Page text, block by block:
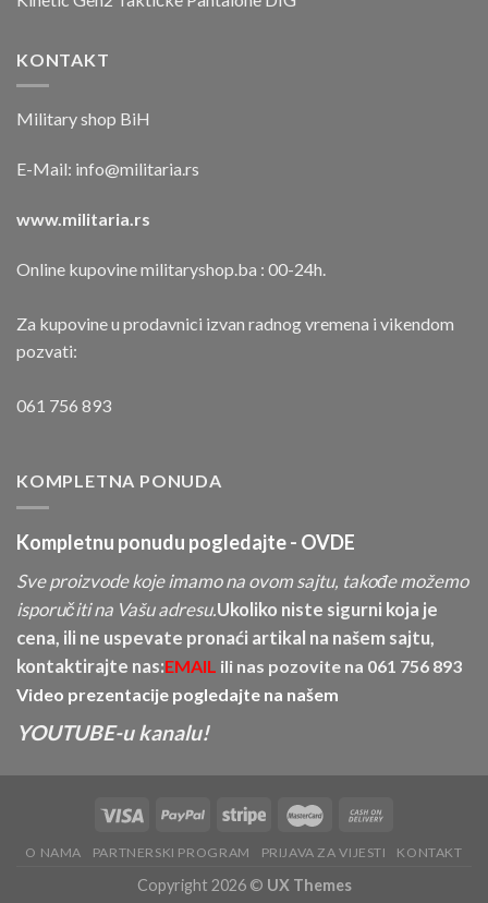
KONTAKT
Military shop BiH
E-Mail: info@militaria.rs
www.militaria.rs
Online kupovine militaryshop.ba : 00-24h.
Za kupovine u prodavnici izvan radnog vremena i vikendom
pozvati:
061 756 893
KOMPLETNA PONUDA
Kompletnu ponudu pogledajte - OVDE
Sve proizvode koje imamo na ovom sajtu, takođe možemo
isporučiti na Vašu adresu.Ukoliko niste sigurni koja je
cena, ili ne uspevate pronaći artikal na našem sajtu,
kontaktirajte nas:EMAIL ili nas pozovite na 061 756 893
Video prezentacije pogledajte na našem
YOUTUBE-u kanalu!
O NAMA PARTNERSKI PROGRAM PRIJAVA ZA VIJESTI KONTAKT
Copyright 2026 © UX Themes